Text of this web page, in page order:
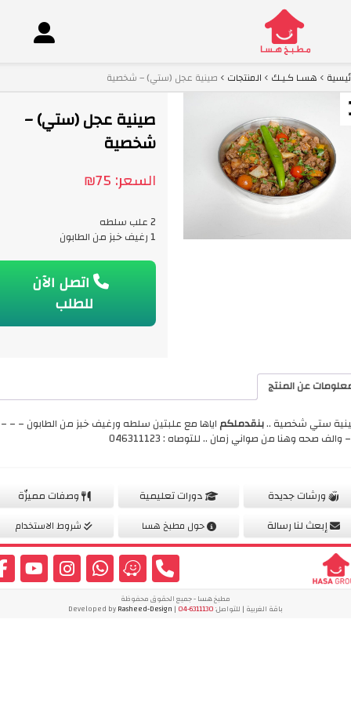
هسـا كـيـك المنتجات صينية عجل (ستي) – شخصية
صينية عجل (ستي) –
شخصية
السعر: ₪75
2 علب سلطه
1 رغيف خبز من الطابون
اتصل الآن
للطلب
عن المنتج
ستي شخصية ..بنقدملكم اياها مع علبتين سلطه ورغيف خبز من الطابون – –
والف صحه وهنا من صواني زمان .. للتوصاه : 046311123
ورشات جديدة دورات تعليمية
وصفات مميزّة
إبعث لنا رسالة
حول مطبخ هسا شروط الاستخدام
مطبخ هسا - جميع الحقوق محفوظة
باقة الغربية | للتواصل:04-6311130
| Developed by
Rasheed-Design